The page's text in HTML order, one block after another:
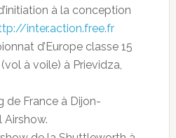
à la conception
inter.action.free.fr
d’Europe classe 15
à voile) à Prievidza,
de France à Dijon-
Airshow.